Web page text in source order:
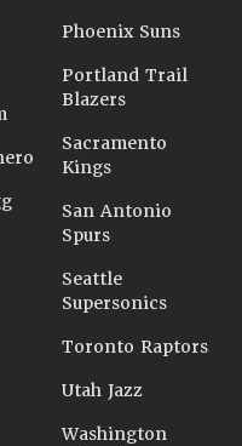
Phoenix Suns
Portland Trail
Blazers
Sacramento
Kings
San Antonio
Spurs
Seattle
Supersonics
Toronto Raptors
Utah Jazz
Washington